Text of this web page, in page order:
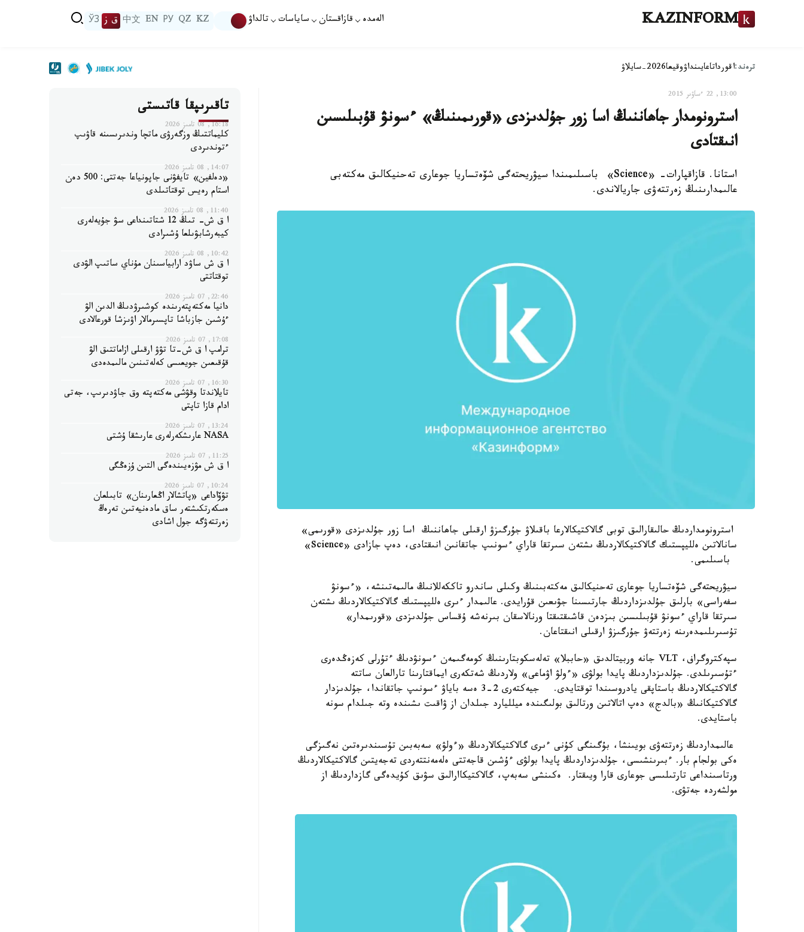
KAZINFORM الەمدە قازاقستان ساياسات تالداۋ KZ
QZ
РУ
EN
中文 ق ز ЎЗ
ترەند:اقورداتاعايىنداۋوقيعا2026-سايلاۋ
13:00, 22 ءساۋىر 2015
استرونومدار جاھاننىڭ اسا زور جۇلدىزدى «قورىمىنىڭ» ءسونۋ قۇبىلىسىن
انىقتادى
استانا. قازاقپارات- «Science» باسىلىمىندا سيۋريحتەگى شۆەتساريا جوعارى تەحنيكالىق مەكتەبى
عالىمدارىنىڭ زەرتتەۋى جاريالاندى.
استرونومداردىڭ حالىقارالىق توبى گالاكتيكالارعا باقىلاۋ جۇرگىزۋ ارقىلى جاھاننىڭ اسا زور جۇلدىزدى «قورىمى»
سانالاتىن ەلليپستىك گالاكتيكالاردىڭ ىشتەن سىرتقا قاراي ءسونىپ جاتقانىن انىقتادى، دەپ جازادى «Science»
باسىلىمى.
سيۋريحتەگى شۆەتساريا جوعارى تەحنيكالىق مەكتەبىنىڭ وكىلى ساندرو تاككەللانىڭ مالىمەتىنشە، «ءسونۋ
سفەراسى» بارلىق جۇلدىزداردىڭ جارتىسىنا جۋىعىن قۇرايدى. عالىمدار ءىرى ەلليپستىك گالاكتيكالاردىڭ ىشتەن
سىرتقا قاراي ءسونۋ قۇبىلىسىن بىزدەن قاشىقتىقتا ورنالاسقان بىرنەشە ۇقساس جۇلدىزدى «قورىمدار»
تۇسىرىلىمدەرىنە زەرتتەۋ جۇرگىزۋ ارقىلى انىقتاعان.
سپەكتروگراف، VLT جانە وربيتالدىق «حاببلا» تەلەسكوبتارىنىڭ كومەگىمەن ءسونۋدىڭ ءتۇرلى كەزەڭدەرى
ءتۇسىرىلدى. جۇلدىزداردىڭ پايدا بولۋى «ءولۋ اۋماعى» ولاردىڭ شەتكەرى ايماقتارىنا تارالعان ساتتە
گالاكتيكالاردىڭ باستاپقى يادروسىندا توقتايدى. جيەكتەرى 2-3 ەسە باياۋ ءسونىپ جاتقاندا، جۇلدىزدار
گالاكتيكانىڭ «بالدج» دەپ اتالاتىن ورتالىق بولىگىندە ميلليارد جىلدان از ۋاقىت ىشىندە وتە جىلدام سونە
باستايدى.
عالىمداردىڭ زەرتتەۋى بويىنشا، بۇگىنگى كۇنى ءىرى گالاكتيكالاردىڭ «ءولۋ» سەبەبىن تۇسىندىرەتىن نەگىزگى
ەكى بولجام بار. ءبىرىنشىسى، جۇلدىزداردىڭ پايدا بولۋى ءۇشىن قاجەتتى ەلەمەنتتەردى تەجەيتىن گالاكتيكالاردىڭ
ورتاسىنداعى تارتىلىسى جوعارى قارا ويىقتار. ەكىنشى سەبەپ، گالاكتيكاارالىق سۋىق كۇيدەگى گازداردىڭ از
مولشەردە جەتۋى.
تاقىرىپقا قاتىستى
16:18, 08 تامىز 2026
كليماتتىڭ وزگەرۋى ماتچا وندىرىسىنە قاۋىپ
ءتوندىردى
14:07, 08 تامىز 2026
«دەلفين» تايفۋنى جاپونياعا جەتتى: 500 دەن
استام رەيس توقتاتىلدى
11:40, 08 تامىز 2026
ا ق ش- تىڭ 12 شتاتىنداعى سۋ جۇيەلەرى
كيبەرشابۋىلعا ۇشىرادى
10:42, 08 تامىز 2026
ا ق ش ساۋد ارابياسىنان مۇناي ساتىپ الۋدى
توقتاتتى
22:46, 07 تامىز 2026
دانيا مەكتەپتەرىندە كوشىرۋدىڭ الدىن الۋ
ءۇشىن جازباشا تاپسىرمالار اۋىزشا قورعالادى
17:08, 07 تامىز 2026
ترامپ ا ق ش-تا تۋۋ ارقىلى ازاماتتىق الۋ
قۇقىعىن جويعىسى كەلەتىنىن مالىمدەدى
16:30, 07 تامىز 2026
تايلاندتا وقۋشى مەكتەپتە وق جاۋدىرىپ، جەتى
ادام قازا تاپتى
13:24, 07 تامىز 2026
NASA عارىشكەرلەرى عارىشقا ۇشتى
11:25, 07 تامىز 2026
ا ق ش مۋزەيىندەگى التىن ۇزەڭگى
10:24, 07 تامىز 2026
تۋۆاداعى «پاتشالار اڭعارىنان» تابىلعان
ەسكەرتكىشتەر ساق مادەنيەتىن تەرەڭ
زەرتتەۋگە جول اشادى